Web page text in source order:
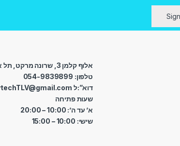
אלוף קלמן 3, שרונה מרקט, תל אביב
טלפון: 054-9839899
דוא”:ל guytechTLV@gmail.com
שעות פתיחה
א’ עד ה’: 10:00 – 20:00
שישי: 10:00 – 15:00